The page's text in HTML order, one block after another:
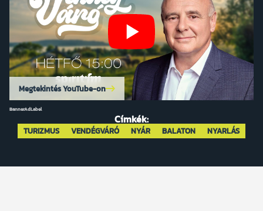
Megtekintés YouTube-on
BannerAdLabel
Címkék:
TURIZMUS VENDÉGVÁRÓ NYÁR BALATON NYARLÁS